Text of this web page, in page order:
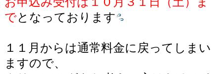
でとなっております
１１月からは通常料金に戻ってしまい
ますので、